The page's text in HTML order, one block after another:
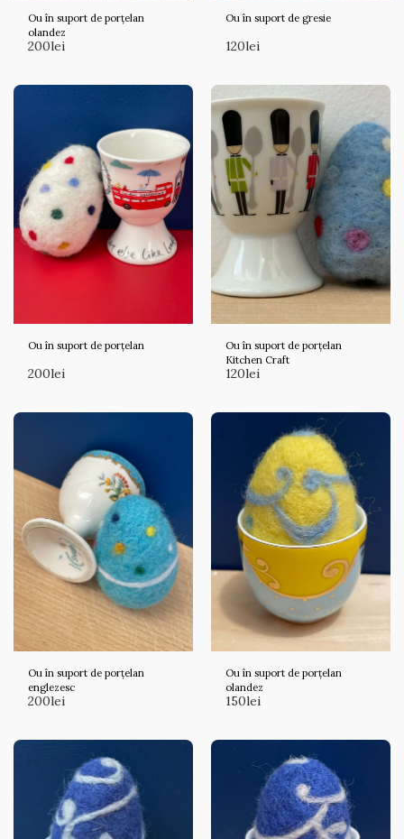
Ou în suport de porțelan
olandez
200lei
Ou în suport de gresie
120lei
Ou în suport de porțelan
200lei
Ou în suport de porțelan
Kitchen Craft
120lei
Ou în suport de porțelan
englezesc
200lei
Ou în suport de porțelan
olandez
150lei